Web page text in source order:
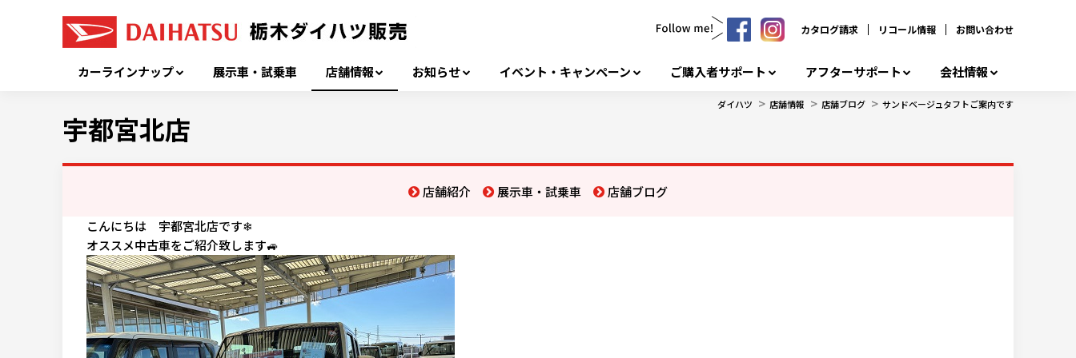
カタログ請求 リコール情報 お問い合わせ
カーラインナップ 展示車・試乗車 店舗情報 お知らせ イベント・キャンペーン ご購入者サポート アフターサポート 会社情報
ダイハツ > 店舗情報 > 店舗ブログ > サンドベージュタフトご案内です
宇都宮北店
店舗紹介 展示車・試乗車 店舗ブログ
こんにちは 宇都宮北店です❄
オススメ中古車をご紹介致します🚙